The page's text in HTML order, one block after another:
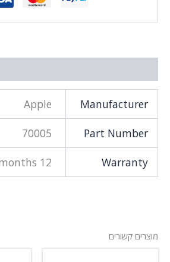
Manufacturer
Apple
Part Number
70005
Warranty
12 months
מוצרים קשורים